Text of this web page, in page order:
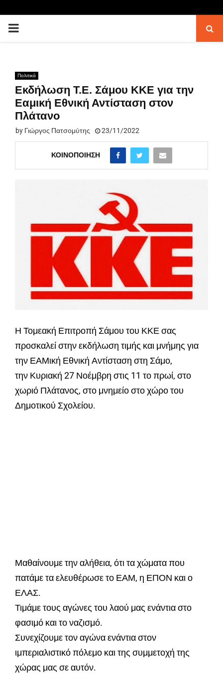
PRIMARY
Πολιτικά
Εκδήλωση Τ.Ε. Σάμου ΚΚΕ για την
Εαμική Εθνική Αντίσταση στον
Πλάτανο
by Γιώργος Πατσομύτης 23/11/2022
ΚΟΙΝΟΠΟΊΗΣΗ
Η Τομεακή Επιτροπή Σάμου του ΚΚΕ σας
προσκαλεί στην εκδήλωση τιμής και μνήμης για
την ΕΑΜική Εθνική Αντίσταση στη Σάμο,
την Κυριακή 27 Νοέμβρη στις 11 το πρωί, στο
χωριό Πλάτανος, στο μνημείο στο χώρο του
Δημοτικού Σχολείου.
Μαθαίνουμε την αλήθεια, ότι τα χώματα που
πατάμε τα ελευθέρωσε το ΕΑΜ, η ΕΠΟΝ και ο
ΕΛΑΣ.
Τιμάμε τους αγώνες του λαού μας ενάντια στο
φασιμό και το ναζισμό.
Συνεχίζουμε τον αγώνα ενάντια στον
ιμπεριαλιστικό πόλεμο και της συμμετοχή της
χώρας μας σε αυτόν.